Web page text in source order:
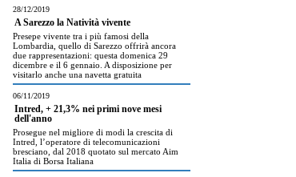
28/12/2019
A Sarezzo la Natività vivente
Presepe vivente tra i più famosi della
Lombardia, quello di Sarezzo offrirà ancora
due rappresentazioni: questa domenica 29
dicembre e il 6 gennaio. A disposizione per
visitarlo anche una navetta gratuita
06/11/2019
Intred, + 21,3% nei primi nove mesi
dell'anno
Prosegue nel migliore di modi la crescita di
Intred, l’operatore di telecomunicazioni
bresciano, dal 2018 quotato sul mercato Aim
Italia di Borsa Italiana